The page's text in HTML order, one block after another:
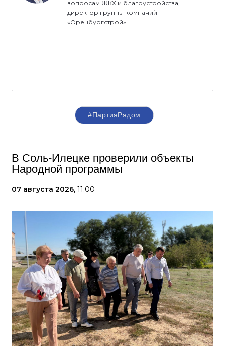
вопросам ЖКХ и благоустройства,
директор группы компаний
«Оренбургстрой»
#ПартияРядом
В Соль-Илецке проверили объекты
Народной программы
07 августа 2026, 11:00